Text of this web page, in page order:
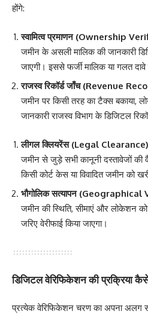
होंगे:
स्वामित्व प्रमाणन (Ownership
जमीन के असली मालिक की जानकारी
जाएगी। इससे फर्जी मालिक या गलत
राजस्व रिकॉर्ड जाँच (Revenue
जमीन पर किसी तरह का टैक्स बकाया,
जानकारी राजस्व विभाग के डिजिटल
लीगल क्लियरेंस (Legal
जमीन से जुड़े सभी कानूनी दस्तावेजों की
किसी कोर्ट केस या विवादित जमीन को
भौगोलिक सत्यापन
जमीन की स्थिति, सीमाएं और लोकेशन
जरिए वेरीफाई किया जाएगा।
डिजिटल वेरिफिकेशन की प्रक्रिया कैसे
प्रत्येक वेरिफिकेशन चरण का अपना अलग